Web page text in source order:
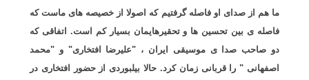
ما هم از صدای او فاصله گرفتیم که اصولا از خصیصه های ماست که
فاصله ی بین تحسین ها و تحقیرهایمان بسیار کم است. اتفاقی که
دو صاحب صدا ی موسیقی ایران ، "علیرضا افتخاری" و "محمد
اصفهانی " را قربانی زمان کرد. حالا بیلبوردی از حضور افتخاری در